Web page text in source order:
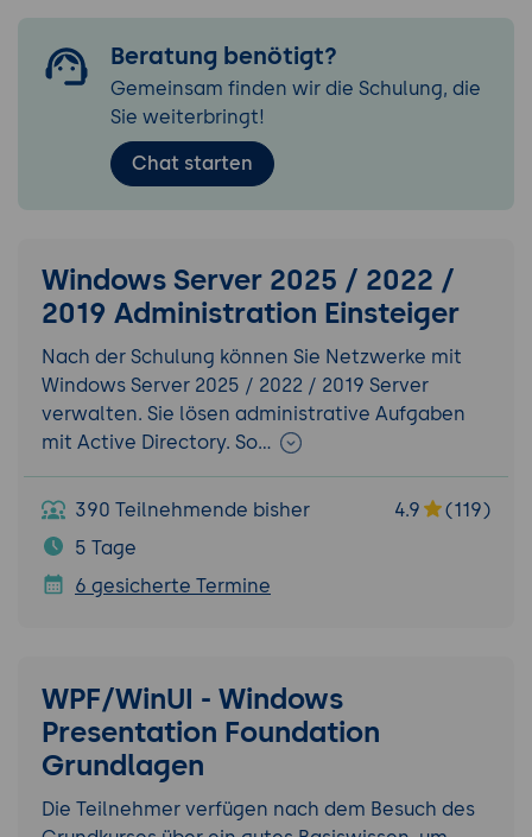
Beratung benötigt?
Gemeinsam finden wir die Schulung, die
Sie weiterbringt!
Chat starten
Windows Server 2025 / 2022 /
2019 Administration Einsteiger
Nach der Schulung können Sie Netzwerke mit
Windows Server 2025 / 2022 / 2019 Server
verwalten. Sie lösen administrative Aufgaben
mit Active Directory. So…
390 Teilnehmende bisher 4.9
(119)
5 Tage
6 gesicherte Termine
WPF/WinUI - Windows
Presentation Foundation
Grundlagen
Die Teilnehmer verfügen nach dem Besuch des